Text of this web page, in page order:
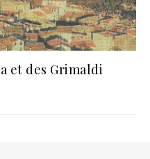
et des Grimaldi